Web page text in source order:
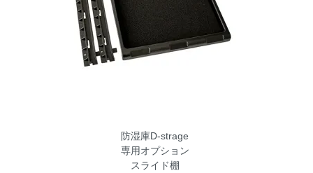
防湿庫D-strage
専用オプション
スライド棚